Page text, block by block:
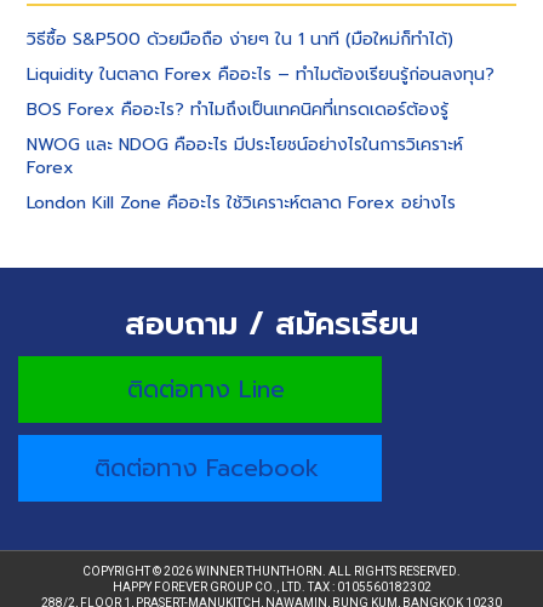
วิธีซื้อ S&P500 ด้วยมือถือ ง่ายๆ ใน 1 นาที (มือใหม่ก็ทำได้)
Liquidity ในตลาด Forex คืออะไร – ทำไมต้องเรียนรู้ก่อนลงทุน?
BOS Forex คืออะไร? ทำไมถึงเป็นเทคนิคที่เทรดเดอร์ต้องรู้
NWOG และ NDOG คืออะไร มีประโยชน์อย่างไรในการวิเคราะห์
Forex
London Kill Zone คืออะไร ใช้วิเคราะห์ตลาด Forex อย่างไร
สอบถาม / สมัครเรียน
ติดต่อทาง Line
ติดต่อทาง Facebook
COPYRIGHT © 2026 WINNER THUNTHORN. ALL RIGHTS RESERVED.
HAPPY FOREVER GROUP CO., LTD. TAX : 0105560182302
288/2, FLOOR 1, PRASERT-MANUKITCH, NAWAMIN, BUNG KUM, BANGKOK 10230